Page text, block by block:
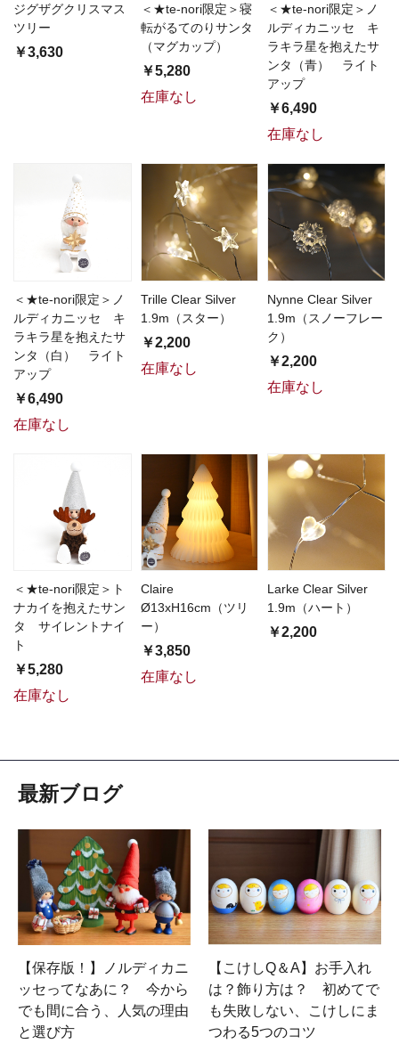
ジグザグクリスマス
ツリー
￥3,630
＜★te-nori限定＞寝
転がるてのりサンタ
（マグカップ）
￥5,280
在庫なし
＜★te-nori限定＞ノ
ルディカニッセ キ
ラキラ星を抱えたサ
ンタ（青） ライト
アップ
￥6,490
在庫なし
＜★te-nori限定＞ノ
ルディカニッセ キ
ラキラ星を抱えたサ
ンタ（白） ライト
アップ
￥6,490
在庫なし
Trille Clear Silver
1.9m（スター）
￥2,200
在庫なし
Nynne Clear Silver
1.9m（スノーフレー
ク）
￥2,200
在庫なし
＜★te-nori限定＞ト
ナカイを抱えたサン
タ サイレントナイ
ト
￥5,280
在庫なし
Claire
Ø13xH16cm（ツリ
ー）
￥3,850
在庫なし
Larke Clear Silver
1.9m（ハート）
￥2,200
最新ブログ
【保存版！】ノルディカニ
ッセってなあに？ 今から
でも間に合う、人気の理由
と選び方
【こけしQ＆A】お手入れ
は？飾り方は？ 初めてで
も失敗しない、こけしにま
つわる5つのコツ